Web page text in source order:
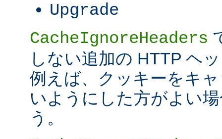
Upgrade
CacheIgnoreHeaders
しない追加の HTTP ヘ
例えば、クッキーをキ
いようにした方がよい
う。